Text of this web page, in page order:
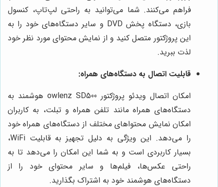
فراهم می‌کنند. شما می‌توانید به راحتی لپ‌تاپ، کنسول
بازی، دستگاه پخش DVD و سایر دستگاه‌های خود را به
این پروژکتور متصل کنید و از نمایش محتوای مورد نظر خود
لذت ببرید.
قابلیت اتصال به دستگاه‌های همراه:
امکان اتصال ویدئو پروژکتور owlenz SD500 هوشمند به
دستگاه‌های همراه مانند تلفن همراه و تبلت، به کاربران
امکان نمایش محتواهای مختلف از دستگاه‌های همراه خود
را می‌دهد. این ویژگی به دلیل تجهیز به قابلیت WiFi،
بسیار کاربردی است و به شما این امکان را می‌دهد تا به
راحتی عکس‌ها، فیلم‌ها و سایر محتوای خود را از
دستگاه‌های هوشمند خود به اشتراک بگذارید.